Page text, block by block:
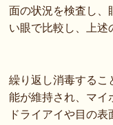
面の状況を検査し、
い眼で比較し、上述
繰り返し消毒するこ
能が維持され、マイ
ドライアイや目の